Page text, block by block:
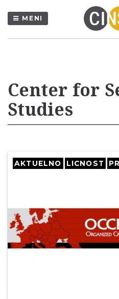
MENI
Center for
Studies
AKTUELNO LICNOST